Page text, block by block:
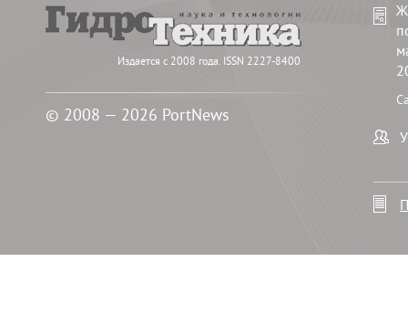
Издается с 2008 года. ISSN 2227-8400
© 2008 — 2026 PortNews